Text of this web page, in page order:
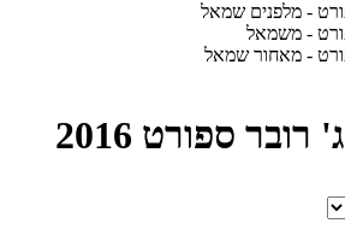
רובר ספורט 2016